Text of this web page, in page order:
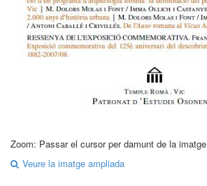
Zoom: Passar el cursor per damunt de la imatge
Veure la imatge ampliada